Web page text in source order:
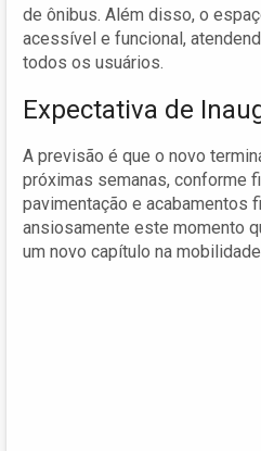
de ônibus. Além disso, o
acessível e funcional,
todos os usuários.
Expectativa de
A previsão é que o novo
próximas semanas, conforme
pavimentação e acabamentos
ansiosamente este momento
um novo capítulo na